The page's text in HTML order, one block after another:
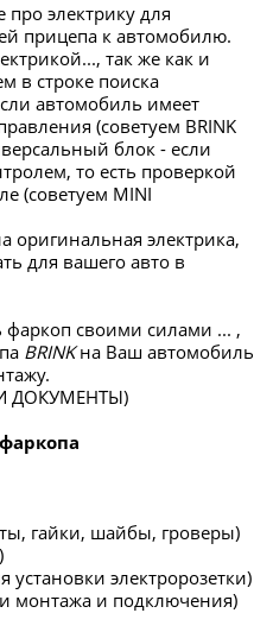
про электрику для
прицепа к автомобилю.
так же как и
в строке поиска
автомобиль имеет
(советуем BRINK
блок - если
то есть проверкой
(советуем MINI
оригинальная электрика,
для вашего авто в
своими силами ... ,
BRINKна Ваш автомобиль
ДОКУМЕНТЫ)
гайки, шайбы, гроверы)
электророзетки)
монтажа и подключения)